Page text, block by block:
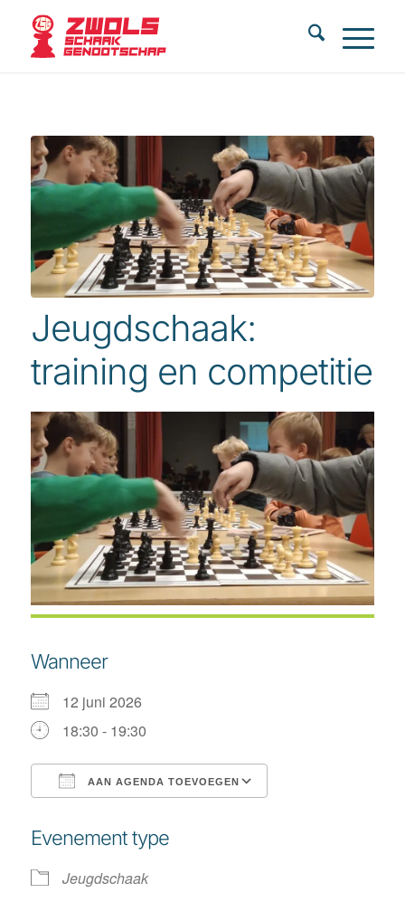
Jeugdschaak:
training en competitie
Wanneer
12 juni 2026
18:30 - 19:30
AAN AGENDA TOEVOEGEN
Evenement type
Jeugdschaak